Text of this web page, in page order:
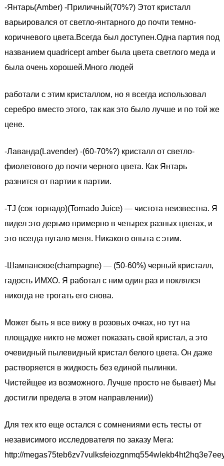
-Янтарь(Amber) -Приличный(70%?) Этот кристалл
варьировался от светло-янтарного до почти темно-
коричневого цвета.Всегда был доступен.Одна партия под
названием quadricept amber была цвета светлого меда и
была очень хорошей.Много людей
работали с этим кристаллом, но я всегда использовал
серебро вместо этого, так как это было лучше и по той же
цене.
-Лаванда(Lavender) -(60-70%?) кристалл от светло-
фиолетового до почти черного цвета. Как Янтарь
разнится от партии к партии.
-TJ (сок торнадо)(Tornado Juice) — чистота неизвестна. Я
видел это дерьмо примерно в четырех разных цветах, и
это всегда пугало меня. Никакого опыта с этим.
-Шампанское(champagne) — (50-60%) черный кристалл,
гадость ИМХО. Я работал с ним один раз и поклялся
никогда не трогать его снова.
Может быть я все вижу в розовых очках, но тут на
площадке никто не может показать свой кристал, а это
очевидный пылевидный кристал белого цвета. Он даже
растворяется в жидкость без единой пылинки.
Чистейщее из возможного. Лучше просто не бывает) Мы
достигли предела в этом направлении))
Для тех кто еще остался с сомнениями есть тесты от
независимого исследователя по заказу Мега:
http://